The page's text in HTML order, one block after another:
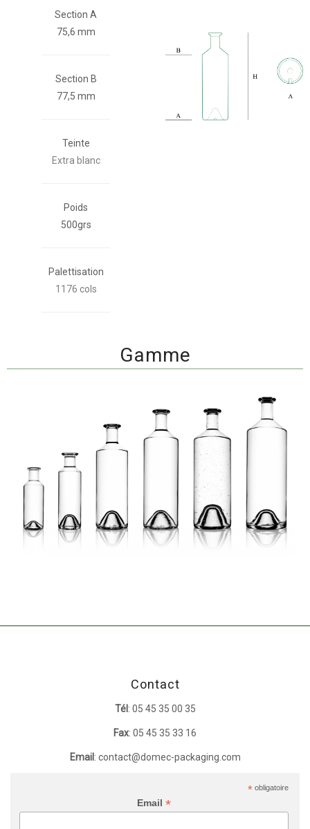
Section A
75,6 mm
Section B
77,5 mm
Teinte
Extra blanc
Poids
500grs
Palettisation
1176 cols
Gamme
Contact
Tél : 05 45 35 00 35
Fax: 05 45 35 33 16
Email : contact@domec-packaging.com
*obligatoire
Email *